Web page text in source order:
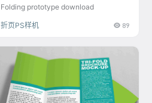
Folding prototype download
折页PS样机 89